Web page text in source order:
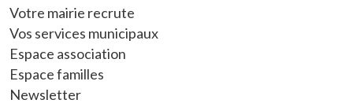
Votre mairie recrute
Vos services municipaux
Espace association
Espace familles
Newsletter